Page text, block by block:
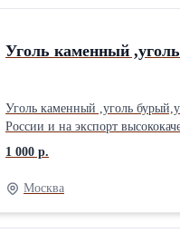
Уголь каменный
Уголь каменный ,уголь
России и на экспорт
марки Д, ДГ, Т, 2Б, 3Б и др.
FOB,CIF,CFR порты Находка,
получения заявки.
1 000 р.
Москва